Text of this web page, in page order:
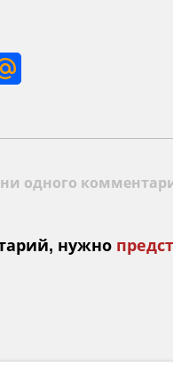
ни одного
нужно